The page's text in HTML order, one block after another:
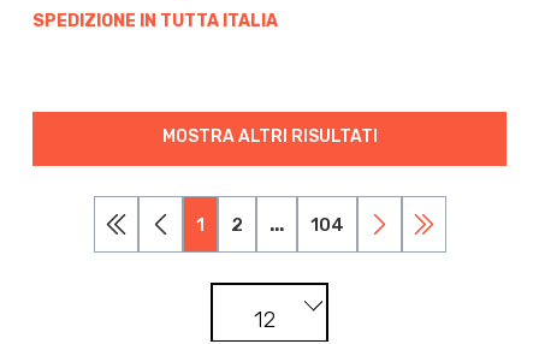
SPEDIZIONE IN TUTTA ITALIA
MOSTRA ALTRI RISULTATI
1 2 ... 104
12